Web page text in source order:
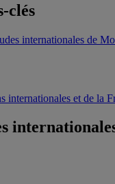
clés
internationales de